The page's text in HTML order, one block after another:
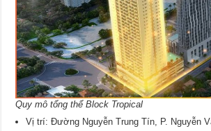
Quy mô tổng thể Block Tropical
Vị trí: Đường Nguyễn Trung Tín, P. Nguyễn